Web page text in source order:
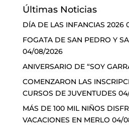
Últimas Noticias
DÍA DE LAS INFANCIAS 2026
FOGATA DE SAN PEDRO Y
04/08/2026
ANIVERSARIO DE “SOY
COMENZARON LAS
CURSOS DE JUVENTUDES
MÁS DE 100 MIL NIÑOS
VACACIONES EN MERLO 04/